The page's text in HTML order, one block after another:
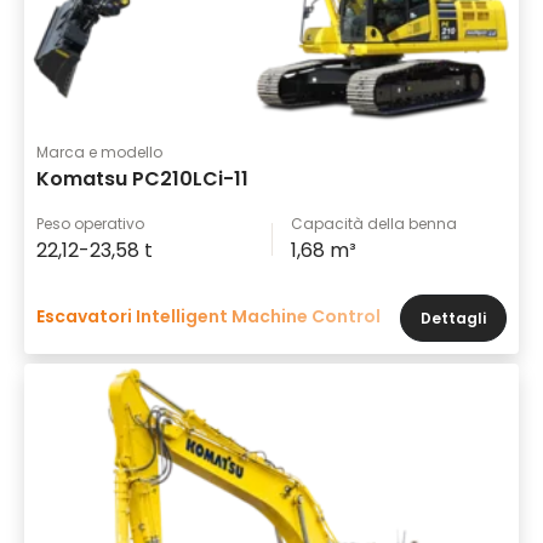
Marca e modello
Komatsu PC210LCi-11
Peso operativo
22,12-23,58 t
Capacità della benna
1,68 m³
Escavatori Intelligent Machine Control Dettagli